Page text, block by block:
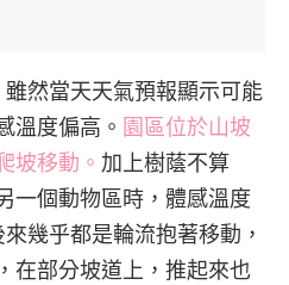
然當天天氣預報顯示可能
溫度偏高。 園區位於山坡
坡移動。 加上樹蔭不算
一個動物區時，體感溫度
幾乎都是輪流抱著移動，
在部分坡道上，推起來也